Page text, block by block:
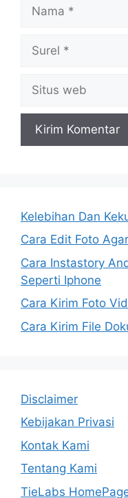
web
Kelebihan Dan
Cara Edit Foto
Cara Instastory
Seperti Iphone
Cara Kirim Foto
Cara Kirim File
Disclaimer
Kebijakan Privasi
Kontak Kami
Tentang Kami
TieLabs